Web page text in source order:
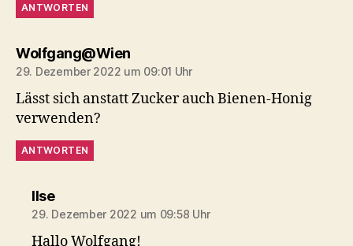
ANTWORTEN
Wolfgang@Wiensagt:
29. Dezember 2022 um 09:01 Uhr
Lässt sich anstatt Zucker auch Bienen-Honig
verwenden?
ANTWORTEN
Ilsesagt:
29. Dezember 2022 um 09:58 Uhr
Hallo Wolfgang!